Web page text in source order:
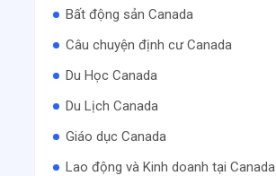
Bất động sản Canada
Câu chuyện định cư Canada
Du Học Canada
Du Lịch Canada
Giáo dục Canada
Lao động và Kinh doanh tại Canada